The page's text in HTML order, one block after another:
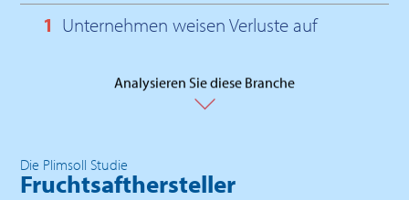
1 Unternehmen weisen Verluste auf
Analysieren Sie diese Branche
Die Plimsoll Studie
Fruchtsafthersteller